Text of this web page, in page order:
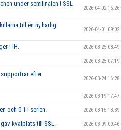
under semifinalen i SSL
2026-04-02 16:26
till en ny härlig
2026-04-01 09:02
i IH. 2026-03-25 08:49
2026-03-25 07:19
supportrar efter
2026-03-24 16:28
2026-03-19 17:47
och 0-1 i serien. 2026-03-15 18:39
kvalplats till SSL. 2026-03-09 09:46